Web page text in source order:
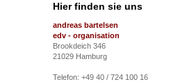
Hier finden sie uns
andreas bartelsen
edv - organisation
Brookdeich 346
21029 Hamburg
Telefon: +49 40 / 724 100 16